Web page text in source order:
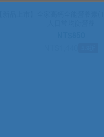
【新品上市】全家高鈣全能營養素